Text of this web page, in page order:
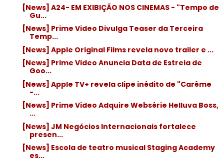
[News] A24- EM EXIBIÇÃO NOS CINEMAS - "Tempo de
Gu...
[News] Prime Video Divulga Teaser da Terceira
Temp...
[News] Apple Original Films revela novo trailer e ...
[News] Prime Video Anuncia Data de Estreia de
Goo...
[News] Apple TV+ revela clipe inédito de "Carême
-...
[News] Prime Video Adquire Websérie Helluva Boss,
...
[News] JM Negócios Internacionais fortalece
presen...
[News] Escola de teatro musical Staging Academy
es...